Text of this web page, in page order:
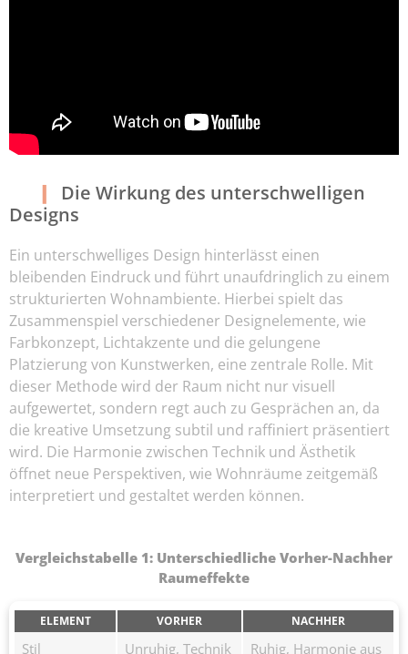
Die Wirkung des unterschwelligen
Designs
Ein unterschwelliges Design hinterlässt einen
bleibenden Eindruck und führt unaufdringlich zu einem
strukturierten Wohnambiente. Hierbei spielt das
Zusammenspiel verschiedener Designelemente, wie
Farbkonzept, Lichtakzente und die gelungene
Platzierung von Kunstwerken, eine zentrale Rolle. Mit
dieser Methode wird der Raum nicht nur visuell
aufgewertet, sondern regt auch zu Gesprächen an, da
die kreative Umsetzung subtil und raffiniert präsentiert
wird. Die Harmonie zwischen Technik und Ästhetik
öffnet neue Perspektiven, wie Wohnräume zeitgemäß
interpretiert und gestaltet werden können.
Vergleichstabelle 1: Unterschiedliche Vorher-Nachher
Raumeffekte
ELEMENT VORHER NACHHER
Stil Unruhig, Technik Ruhig, Harmonie aus